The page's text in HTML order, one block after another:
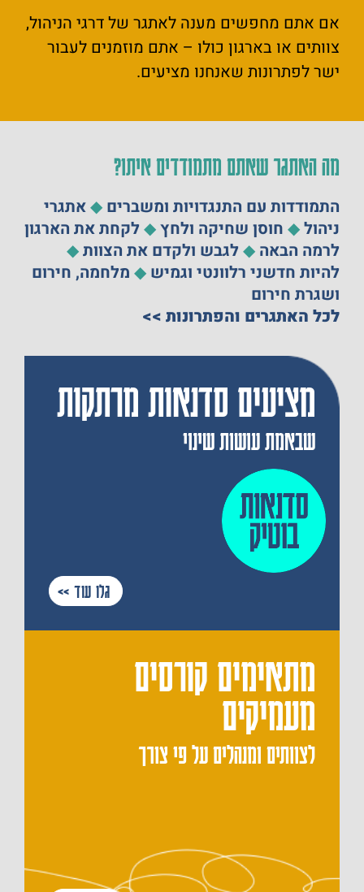
אם אתם מחפשים מענה לאתגר של דרגי הניהול,
צוותים או בארגון כולו – אתם מוזמנים לעבור
ישר לפתרונות שאנחנו מציעים.
מה האתגר שאתם מתמודדים איתו?
התמודדות עם התנגדויות ומשברים ◆אתגרי
ניהול◆ חוסן שחיקה ולחץ◆לקחת את הארגון
לרמה הבאה ◆לגבש ולקדם את הצוות◆
להיות חדשני רלוונטי וגמיש ◆ מלחמה, חירום
ושגרת חירום
לכל האתגרים והפתרונות >>
מציעים סדנאות מרתקות
שבאמת עושות שינוי
גלו עוד >>
מתאימים קורסים
מעמיקים
לצוותים ומנהלים על פי צורך